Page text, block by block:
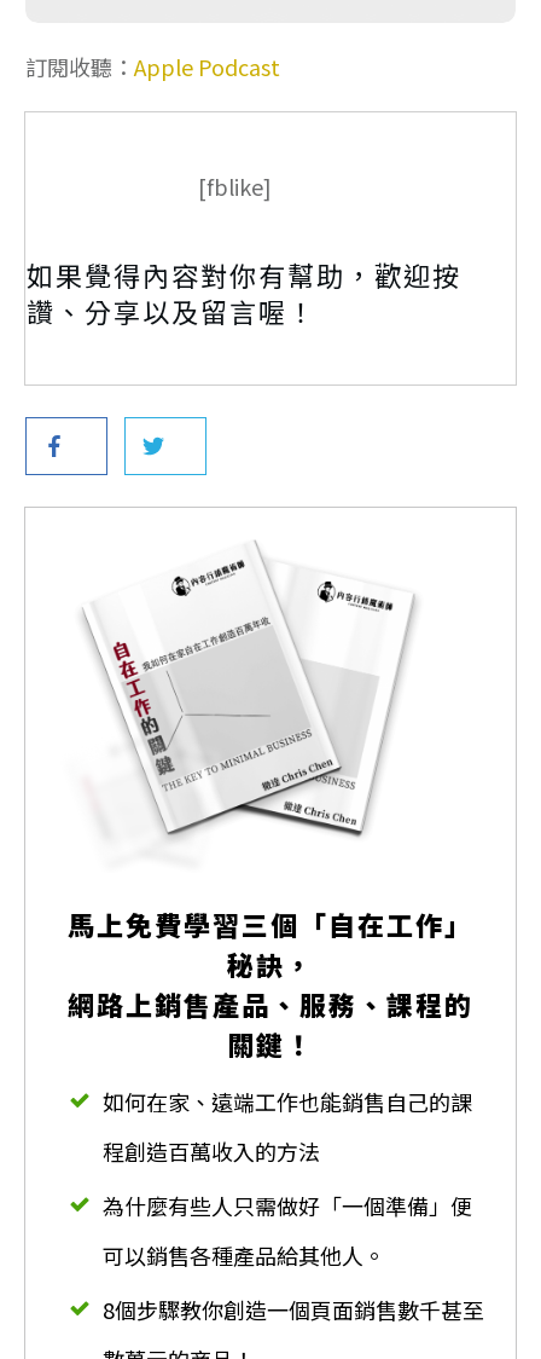
訂閱收聽： Apple Podcast
[fblike]
如果覺得內容對你有幫助，歡迎按
讚、分享以及留言喔！
馬上免費學習三個「自在工作」
秘訣，
網路上銷售產品、服務、課程的
關鍵！
如何在家、遠端工作也能銷售自己的課
程創造百萬收入的方法
為什麼有些人只需做好「一個準備」便
可以銷售各種產品給其他人。
8個步驟教你創造一個頁面銷售數千甚至